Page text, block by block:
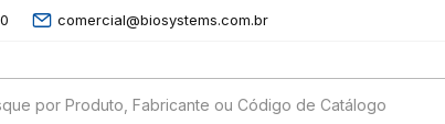
comercial@biosystems.com.br